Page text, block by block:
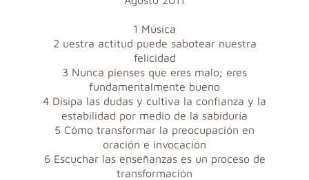
1 Música
2 uestra actitud puede sabotear nuestra
felicidad
3 Nunca pienses que eres malo; eres
fundamentalmente bueno
4 Disipa las dudas y cultiva la confianza y la
estabilidad por medio de la sabiduría
5 Cómo transformar la preocupación en
oración e invocación
6 Escuchar las enseñanzas es un proceso de
transformación